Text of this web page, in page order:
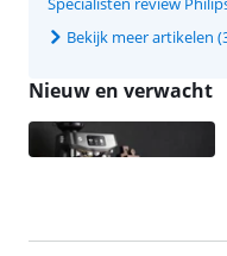
Bekijk meer artikelen
Nieuw en verwacht